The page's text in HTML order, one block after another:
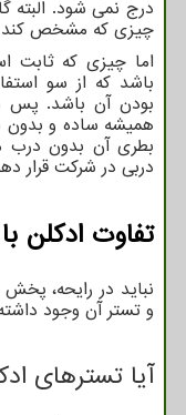
درج نمی شود. البته
چیزی که مشخص کند
اما چیزی که ثابت
باشد که از سو
بودن آن باشد. پس
همیشه ساده و بدون
بطری آن بدون درب
دربی در شرکت قرار
تفاوت ادکلن
نباید در رایحه،
و تستر آن وجود
آیا تسترهای